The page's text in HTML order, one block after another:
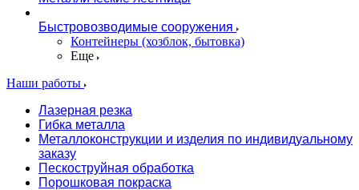
Быстровозводимые сооружения
Контейнеры (хозблок, бытовка)
Еще
Наши работы
Лазерная резка
Гибка металла
Металлоконструкции и изделия по индивидуальному
заказу
Пескоструйная обработка
Порошковая покраска